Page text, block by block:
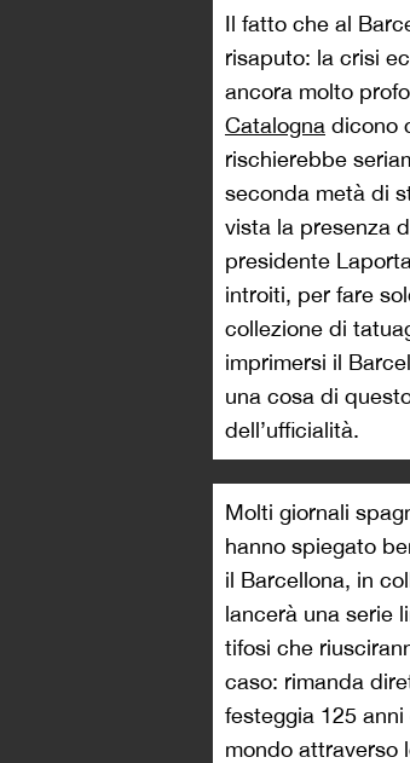
Il fatto che al
risaputo: la crisi
ancora molto
Catalogna dicono
rischierebbe
seconda metà di
vista la presenza
presidente
introiti, per fare
collezione di
imprimersi il
una cosa di
dell’ufficialità.
Molti giornali
hanno spiegato
il Barcellona, in
lancerà una serie
tifosi che
caso: rimanda
festeggia 125
mondo attraverso